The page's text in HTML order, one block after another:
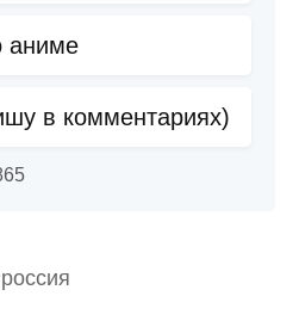
аниме
в комментариях)
россия